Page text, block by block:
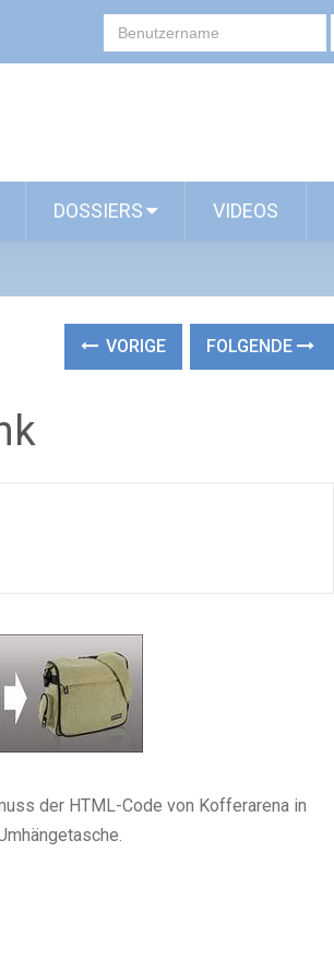
DOSSIERS VIDEOS
VORIGE FOLGENDE
der HTML-Code von Kofferarena in